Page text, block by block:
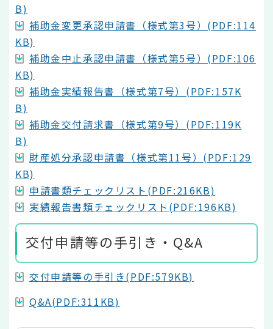
B)
補助金変更承認申請書（様式第3号）(PDF:114
KB)
補助金中止承認申請書（様式第5号）(PDF:106
KB)
補助金実績報告書（様式第7号）(PDF:157K
B)
補助金交付請求書（様式第9号）(PDF:119K
B)
財産処分承認申請書（様式第11号）(PDF:129
KB)
申請書類チェックリスト(PDF:216KB)
実績報告書類チェックリスト(PDF:196KB)
交付申請等の手引き・Q&A
交付申請等の手引き(PDF:579KB)
Q&A(PDF:311KB)